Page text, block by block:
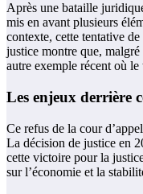
Après une bataille
mis en avant plusieurs
contexte, cette tentative
justice montre que,
autre exemple récent où
Les enjeux derrière
Ce refus de la cour
La décision de justice en
cette victoire pour la
sur l’économie et la